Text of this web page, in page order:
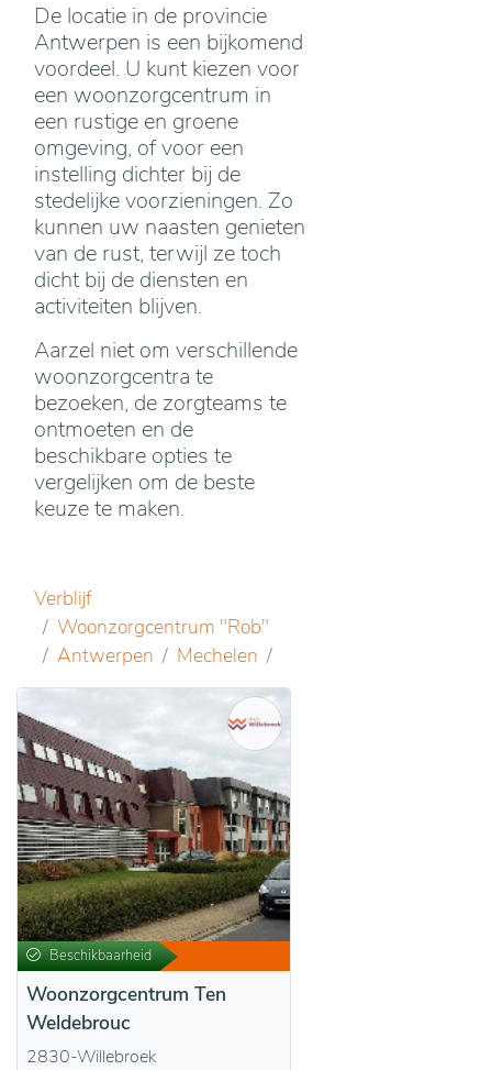
De locatie in de provincie
Antwerpen is een bijkomend
voordeel. U kunt kiezen voor
een woonzorgcentrum in
een rustige en groene
omgeving, of voor een
instelling dichter bij de
stedelijke voorzieningen. Zo
kunnen uw naasten genieten
van de rust, terwijl ze toch
dicht bij de diensten en
activiteiten blijven.
Aarzel niet om verschillende
woonzorgcentra te
bezoeken, de zorgteams te
ontmoeten en de
beschikbare opties te
vergelijken om de beste
keuze te maken.
Verblijf
Woonzorgcentrum "Rob"
Antwerpen
Mechelen
Beschikbaarheid
Woonzorgcentrum Ten
Weldebrouc
2830-Willebroek